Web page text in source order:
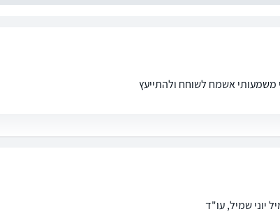
משמעותי אשמח לשוחח ולהתייעץ
יוני שמיל, עו"ד